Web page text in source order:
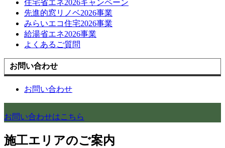
住宅省エネ2026キャンペーン
先進的窓リノベ2026事業
みらいエコ住宅2026事業
給湯省エネ2026事業
よくあるご質問
お問い合わせ
お問い合わせ
お問い合わせはこちら
施工エリアのご案内